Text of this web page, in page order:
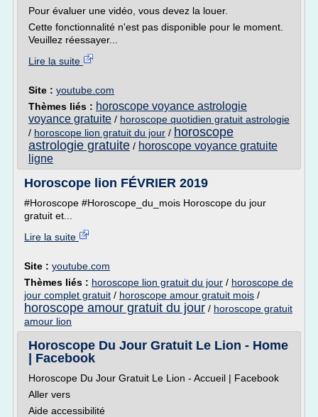
Pour évaluer une vidéo, vous devez la louer.
Cette fonctionnalité n'est pas disponible pour le moment.
Veuillez réessayer...
Lire la suite
Site : youtube.com
Thèmes liés : horoscope voyance astrologie
voyance gratuite / horoscope quotidien gratuit astrologie
/ horoscope lion gratuit du jour / horoscope
astrologie gratuite / horoscope voyance gratuite
ligne
Horoscope lion FÉVRIER 2019
#Horoscope #Horoscope_du_mois Horoscope du jour
gratuit et...
Lire la suite
Site : youtube.com
Thèmes liés : horoscope lion gratuit du jour / horoscope de
jour complet gratuit / horoscope amour gratuit mois /
horoscope amour gratuit du jour / horoscope gratuit
amour lion
Horoscope Du Jour Gratuit Le Lion - Home
| Facebook
Horoscope Du Jour Gratuit Le Lion - Accueil | Facebook
Aller vers
Aide accessibilité